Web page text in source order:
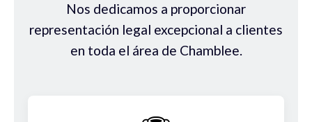
Nos dedicamos a proporcionar
representación legal excepcional a clientes
en toda el área de Chamblee.